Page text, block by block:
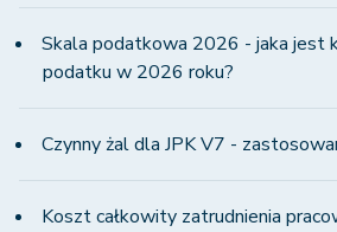
Skala podatkowa 2026 - jaka jest
podatku w 2026 roku?
Czynny żal dla JPK V7 -
Koszt całkowity zatrudnienia